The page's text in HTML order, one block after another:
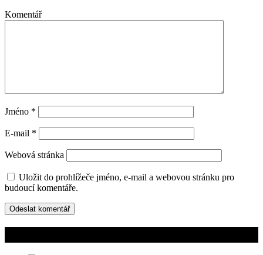
Komentář
Jméno *
E-mail *
Webová stránka
Uložit do prohlížeče jméno, e-mail a webovou stránku pro
budoucí komentáře.